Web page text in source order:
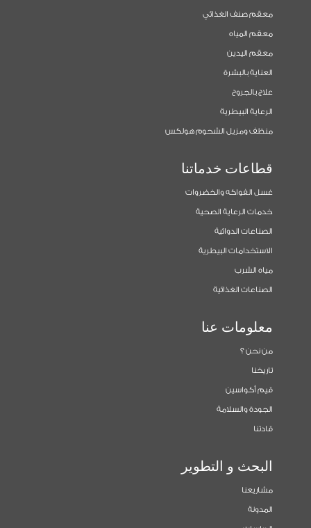
معقم صنف الغذائي
معقم المياه
معقم اليدين
العناية بالبشرة
علاج بالجروح
الرعاية البيطرية
منظف ومزيل الشحوم هولكس
قطاعات خدماتنا
غسل الفواكه والخضروات
خدمات الرعاية الصحية
الصناعات الدوائية
الاستخدامات البيطرية
مياه الشرب
الصناعات الغذائية
معلومات عنا
من نحن ؟
تاريخنا
قيم أكواسين
الجودة والسلامة
قادتنا
البحث و التطوير
مشاريعنا
المدونة